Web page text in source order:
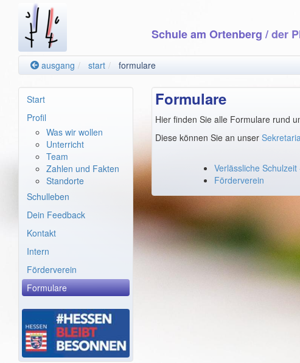
Schule am Ortenberg / der
ausgang start formulare
Start
Profil
Was wir wollen
Unterricht
Team
Zahlen und Fakten
Standorte
Schulleben
Dein Feedback
Kontakt
Intern
Förderverein
Formulare
Formulare
Hier finden Sie alle Formulare rund
Diese können Sie an unser
Verlässliche Schulzeit
Förderverein